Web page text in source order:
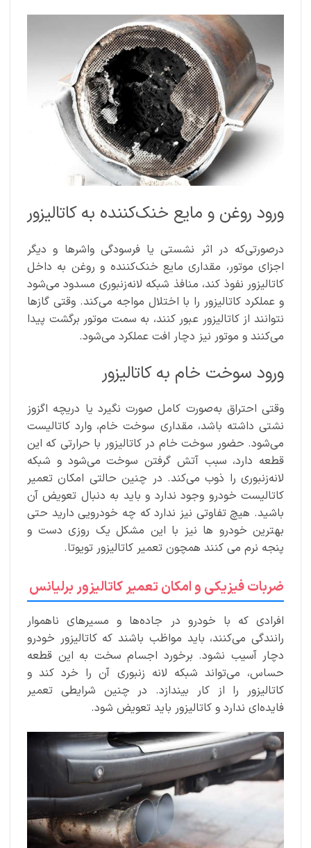
ورود روغن و مایع خنک‌کننده به کاتالیزور
درصورتی‌که در اثر نشستی یا فرسودگی واشر‌ها و دیگر
اجزای موتور، مقداری مایع خنک‌کننده و روغن به داخل
کاتالیزور نفوذ کند، منافذ شبکه لانه‌زنبوری مسدود می‌شود
و عملکرد کاتالیزور را با اختلال مواجه می‌کند. وقتی گازها
نتوانند از کاتالیزور عبور کنند، به سمت موتور برگشت پیدا
می‌کنند و موتور نیز دچار افت عملکرد می‌شود.
ورود سوخت خام به کاتالیزور
وقتی احتراق به‌صورت کامل صورت نگیرد یا دریچه اگزوز
نشتی داشته باشد، مقداری سوخت خام، وارد کاتالیست
می‌شود. حضور سوخت خام در کاتالیزور با حرارتی که این
قطعه دارد، سبب آتش گرفتن سوخت می‌شود و شبکه
لانه‌زنبوری را ذوب می‌کند. در چنین حالتی امکان تعمیر
کاتالیست خودرو وجود ندارد و باید به دنبال تعویض آن
باشید. هیچ تفاوتی نیز ندارد که چه خودرویی دارید حتی
بهترین خودرو ها نیز با این مشکل یک روزی دست و
پنجه نرم می کنند همچون تعمیر کاتالیزور تویوتا.
ضربات فیزیکی و امکان تعمیر کاتالیزور برلیانس
افرادی که با خودرو در جاده‌ها و مسیرهای ناهموار
رانندگی می‌کنند، باید مواظب باشند که کاتالیزور خودرو
دچار آسیب نشود. برخورد اجسام سخت به این قطعه
حساس، می‌تواند شبکه لانه زنبوری آن را خرد کند و
کاتالیزور را از کار بیندازد. در چنین شرایطی تعمیر
فایده‌ای ندارد و کاتالیزور باید تعویض شود.